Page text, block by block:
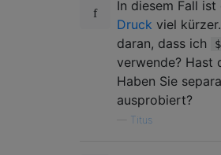
In diesem Fall ist
Druck viel
daran, dass ich
verwende? Hast
Haben Sie
ausprobiert?
Titus